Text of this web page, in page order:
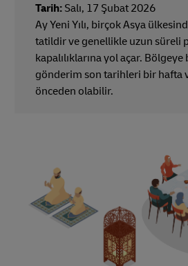
Tarih: Salı, 17 Şubat 2026
Ay Yeni Yılı, birçok Asya
tatildir ve genellikle uzun süreli
kapalılıklarına yol açar. Bölgeye
gönderim son tarihleri bir hafta
önceden olabilir.